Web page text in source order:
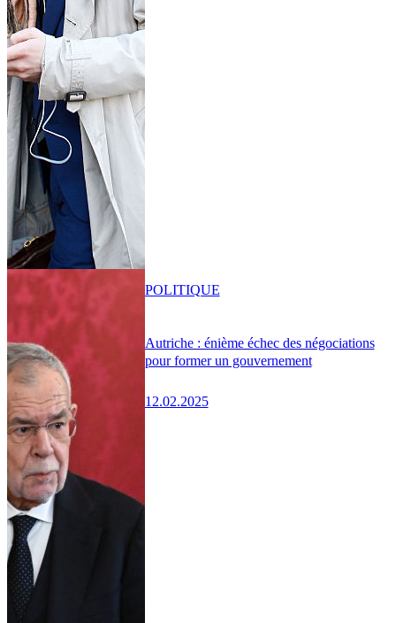
Autriche : énième échec des négociations
pour former un gouvernement
12.02.2025
POLITIQUE